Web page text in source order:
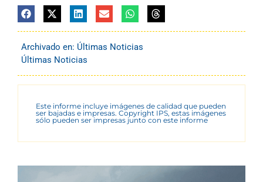
Archivado en: Últimas Noticias
Últimas Noticias
Este informe incluye imágenes de calidad que pueden
ser bajadas e impresas. Copyright IPS, estas imágenes
sólo pueden ser impresas junto con este informe